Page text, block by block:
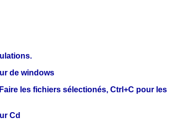
de windows
les fichiers sélectionés, Ctrl+C pour les
Cd